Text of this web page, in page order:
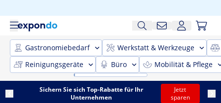
Gastronomiebedarf
Werkstatt & Werkzeuge
Reinigungsgeräte
Büro Mobilität & Pflege
Sichern Sie sich Top-Rabatte für Ihr
Unternehmen
Jetzt
sparen